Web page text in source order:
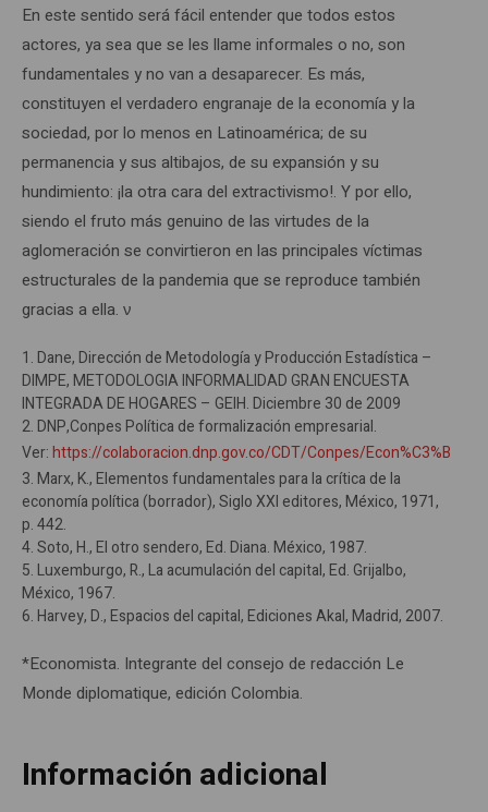
En este sentido será fácil entender que todos estos
actores, ya sea que se les llame informales o no, son
fundamentales y no van a desaparecer. Es más,
constituyen el verdadero engranaje de la economía y la
sociedad, por lo menos en Latinoamérica; de su
permanencia y sus altibajos, de su expansión y su
hundimiento: ¡la otra cara del extractivismo!. Y por ello,
siendo el fruto más genuino de las virtudes de la
aglomeración se convirtieron en las principales víctimas
estructurales de la pandemia que se reproduce también
gracias a ella. ν
1. Dane, Dirección de Metodología y Producción Estadística –
DIMPE, METODOLOGIA INFORMALIDAD GRAN ENCUESTA
INTEGRADA DE HOGARES – GEIH. Diciembre 30 de 2009
2. DNP,Conpes Política de formalización empresarial.
Ver:https://colaboracion.dnp.gov.co/CDT/Conpes/
3. Marx, K., Elementos fundamentales para la crítica de la
economía política (borrador), Siglo XXI editores, México, 1971,
p. 442.
4. Soto, H., El otro sendero, Ed. Diana. México, 1987.
5. Luxemburgo, R., La acumulación del capital, Ed. Grijalbo,
México, 1967.
6. Harvey, D., Espacios del capital, Ediciones Akal, Madrid, 2007.
*Economista. Integrante del consejo de redacción Le
Monde diplomatique, edición Colombia.
Información adicional